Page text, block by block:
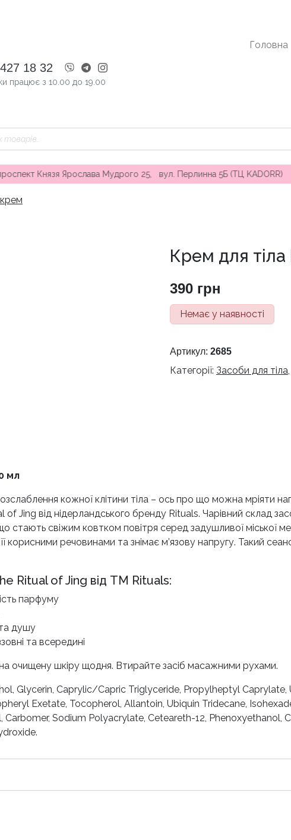
18 32
працює з 10.00 до 19.00
Головна
Ярослава Мудрого 25, вул. Перлинна 5Б (ТЦ KADORR) ∘
Крем для
390 грн
Немає у наявності
Артикул: 2685
Категорії: Засоби для тіла,
мл
кожної клітини тіла – ось про що можна мріяти
Jing від нідерландського бренду Rituals. Чарівний склад
свіжим ковтком повітря серед задушливої міської
корисними речовинами та знімає м’язову напругу. Такий
Ritual of Jing від ТМ Rituals:
парфуму
душу
та всередині
очищену шкіру щодня. Втирайте засіб масажними рухами.
Glycerin, Caprylic/Capric Triglyceride, Propylheptyl Caprylate,
Exetate, Tocopherol, Allantoin, Ubiquin Tridecane,
Sodium Polyacrylate, Ceteareth-12, Phenoxyethanol,